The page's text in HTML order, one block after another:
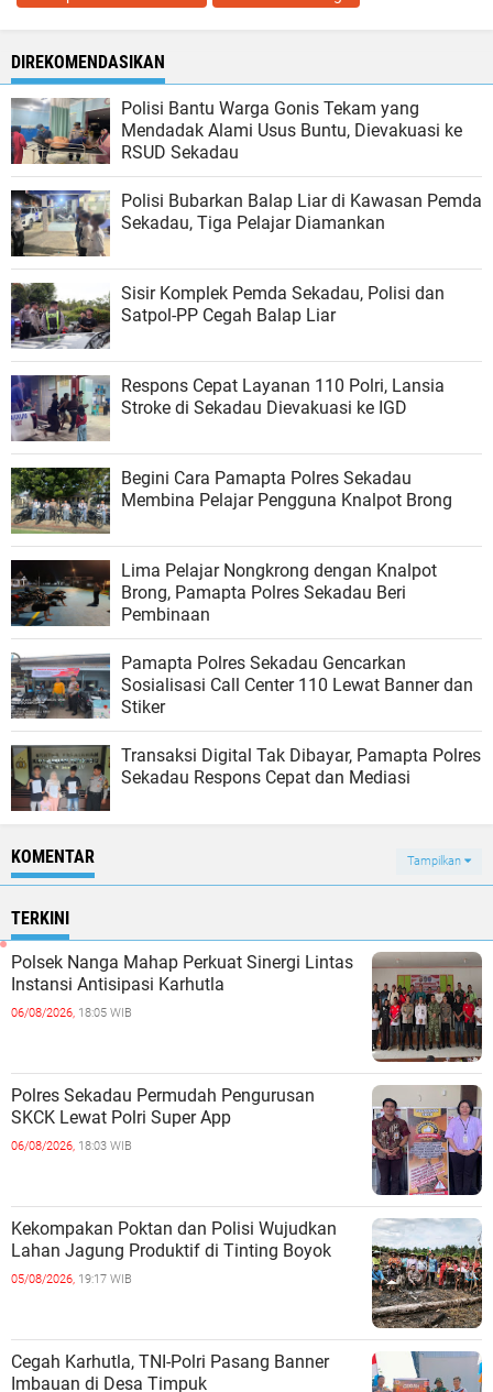
DIREKOMENDASIKAN
Polisi Bantu Warga Gonis Tekam yang
Mendadak Alami Usus Buntu, Dievakuasi ke
RSUD Sekadau
Polisi Bubarkan Balap Liar di Kawasan Pemda
Sekadau, Tiga Pelajar Diamankan
Sisir Komplek Pemda Sekadau, Polisi dan
Satpol-PP Cegah Balap Liar
Respons Cepat Layanan 110 Polri, Lansia
Stroke di Sekadau Dievakuasi ke IGD
Begini Cara Pamapta Polres Sekadau
Membina Pelajar Pengguna Knalpot Brong
Lima Pelajar Nongkrong dengan Knalpot
Brong, Pamapta Polres Sekadau Beri
Pembinaan
Pamapta Polres Sekadau Gencarkan
Sosialisasi Call Center 110 Lewat Banner dan
Stiker
Transaksi Digital Tak Dibayar, Pamapta Polres
Sekadau Respons Cepat dan Mediasi
KOMENTAR Tampilkan
TERKINI
Polsek Nanga Mahap Perkuat Sinergi Lintas
Instansi Antisipasi Karhutla
06/08/2026, 18:05 WIB
Polres Sekadau Permudah Pengurusan
SKCK Lewat Polri Super App
06/08/2026, 18:03 WIB
Kekompakan Poktan dan Polisi Wujudkan
Lahan Jagung Produktif di Tinting Boyok
05/08/2026, 19:17 WIB
Cegah Karhutla, TNI-Polri Pasang Banner
Imbauan di Desa Timpuk